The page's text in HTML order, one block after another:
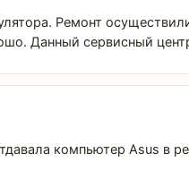
Ремонт
Данный сервисный
компьютер Asus в